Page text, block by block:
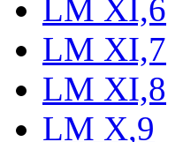
LM XI,6
LM XI,7
LM XI,8
LM X,9